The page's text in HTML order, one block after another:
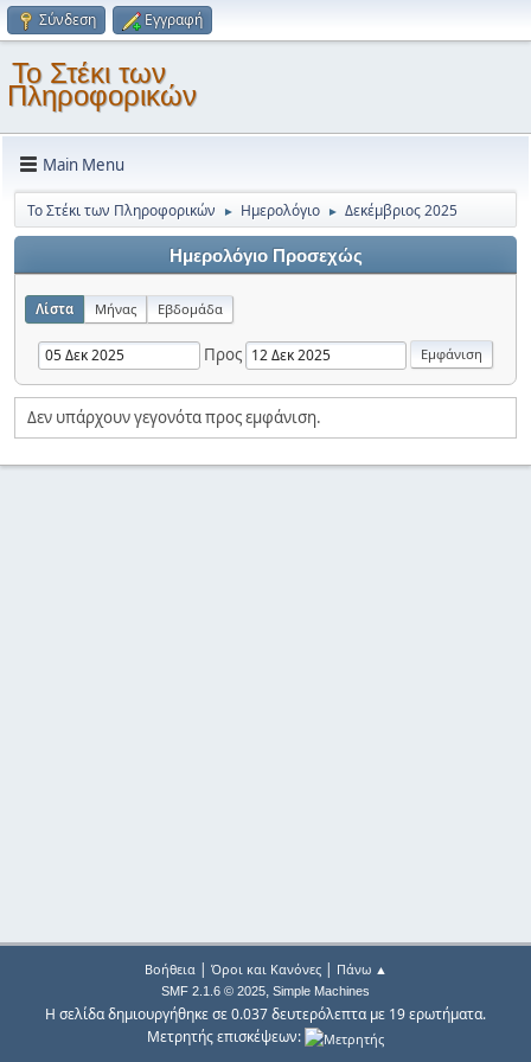
Σύνδεση Εγγραφή
Το Στέκι των
Πληροφορικών
Main Menu
Το Στέκι των Πληροφορικών ► Ημερολόγιο ► Δεκέμβριος 2025
Ημερολόγιο Προσεχώς
Λίστα Μήνας Εβδομάδα
Προς
Δεν υπάρχουν γεγονότα προς εμφάνιση.
Βοήθεια| Όροι και Κανόνες| Πάνω ▲
SMF 2.1.6 © 2025, Simple Machines
Η σελίδα δημιουργήθηκε σε 0.037 δευτερόλεπτα με 19 ερωτήματα.
Μετρητής επισκέψεων: